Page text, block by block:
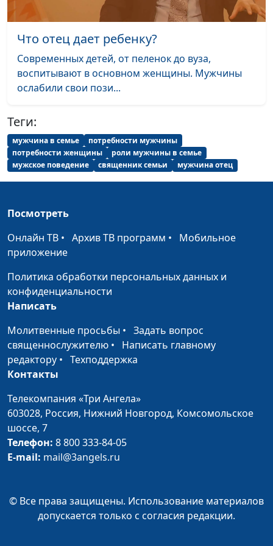
семейным отношениям
Ложь в отношениях
Юлия Синицына,
священнослужитель,
консультант по
Измена в семье: как
реагировать?
Василий Половинко,
священнослужитель,
консультант по
семье
священнослужитель,
консультант по
Что мешает
семейному счастью?
консультант по
семейным отношениям
Как укрепить семью?
священнослужитель,
консультант по
Противоположности
консультант по
семейным отношениям
Что отец дает ребенку?
Современных детей, от пеленок до вуза,
воспитывают в основном женщины. Мужчины
ослабили свои пози...
Теги:
мужчина в семье
потребности мужчины
потребности женщины
роли мужчины в семье
мужское поведение
священник семьи мужчина отец
Посмотреть
Онлайн ТВ • Архив ТВ программ • Мобильное
приложение
Политика обработки персональных данных и
конфиденциальности
Написать
Молитвенные просьбы • Задать вопрос
священнослужителю • Написать главному
редактору • Техподдержка
Контакты
Телекомпания «Три Ангела»
603028, Россия, Нижний Новгород, Комсомольское
шоссе, 7
Телефон: 8 800 333-84-05
E-mail: mail@3angels.ru
© Все права защищены. Использование материалов
допускается только с согласия редакции.